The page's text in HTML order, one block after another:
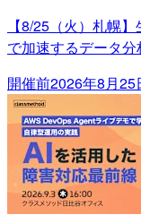
【8/25（火）札幌
で加速するデータ
開催前2026年8月25